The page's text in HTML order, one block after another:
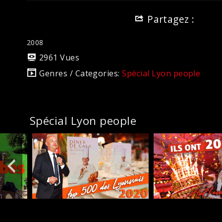
Partagez :
2008
2961 Vues
Genres / Categories:Spécial Lyon people
Spécial Lyon people